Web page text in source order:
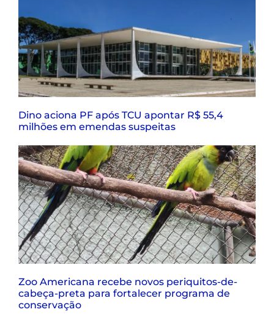
Dino aciona PF após TCU apontar R$ 55,4
milhões em emendas suspeitas
Zoo Americana recebe novos periquitos-de-
cabeça-preta para fortalecer programa de
conservação